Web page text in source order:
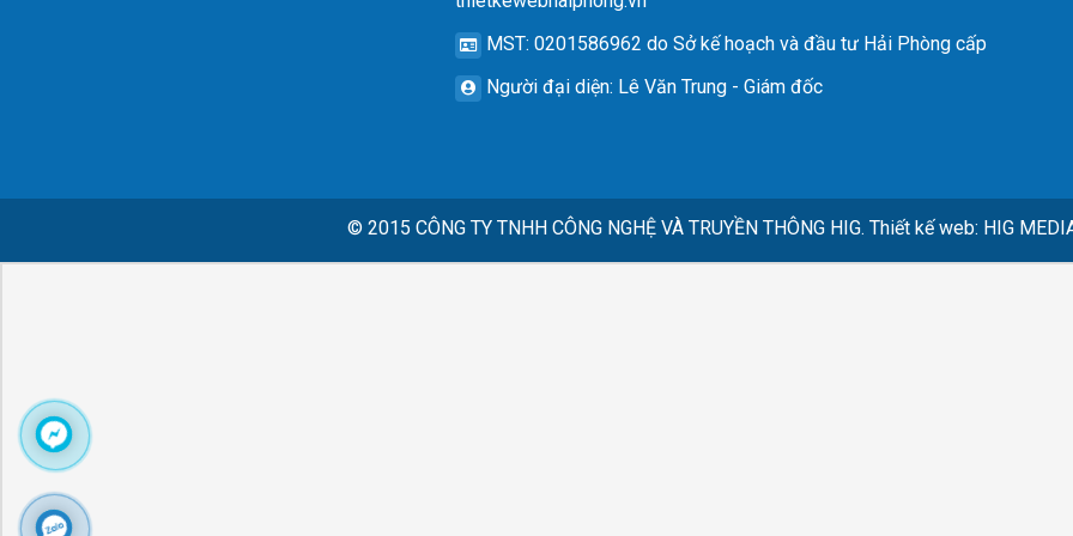
MST: 0201586962 do Sở kế hoạch và đầu tư Hải Phòng cấp
Người đại diện: Lê Văn Trung - Giám đốc
© 2015 CÔNG TY TNHH CÔNG NGHỆ VÀ TRUYỀN THÔNG HIG. Thiết kế web: HIG